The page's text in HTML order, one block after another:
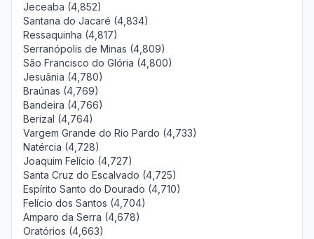
Jeceaba (4,852)
Santana do Jacaré (4,834)
Ressaquinha (4,817)
Serranópolis de Minas (4,809)
São Francisco do Glória (4,800)
Jesuânia (4,780)
Braúnas (4,769)
Bandeira (4,766)
Berizal (4,764)
Vargem Grande do Rio Pardo (4,733)
Natércia (4,728)
Joaquim Felício (4,727)
Santa Cruz do Escalvado (4,725)
Espírito Santo do Dourado (4,710)
Felício dos Santos (4,704)
Amparo da Serra (4,678)
Oratórios (4,663)